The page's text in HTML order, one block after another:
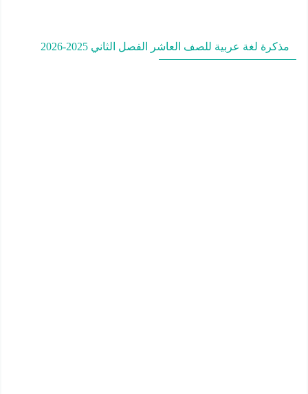
مذكرة لغة عربية للصف العاشر الفصل الثاني 2025-2026